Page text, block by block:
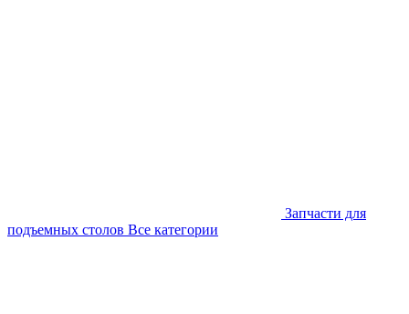
Запчасти для
подъемных столов Все категории